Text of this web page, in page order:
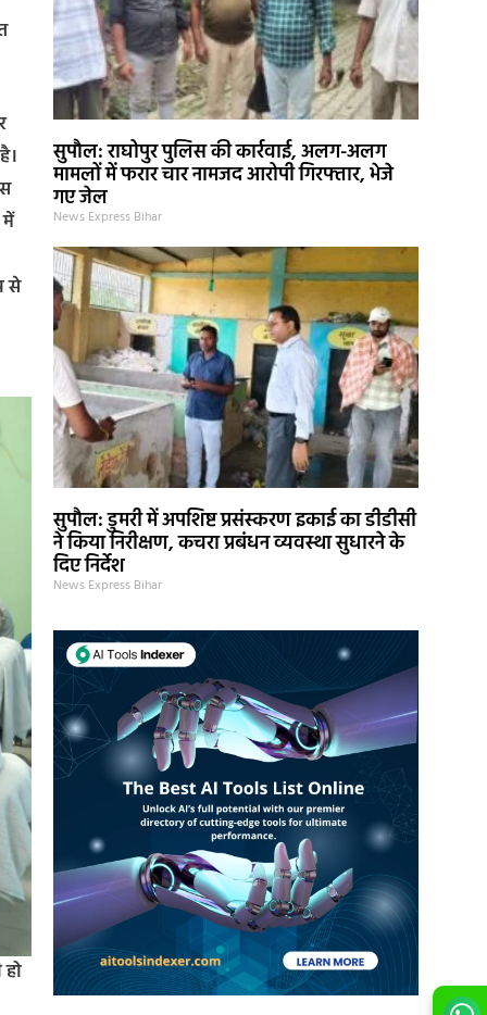
से
सुपौल: राघोपुर पुलिस की कार्रवाई, अलग-अलग
मामलों में फरार चार नामजद आरोपी गिरफ्तार, भेजे
गए जेल
News Express Bihar
सुपौल: डुमरी में अपशिष्ट प्रसंस्करण इकाई का डीडीसी
ने किया निरीक्षण, कचरा प्रबंधन व्यवस्था सुधारने के
दिए निर्देश
News Express Bihar